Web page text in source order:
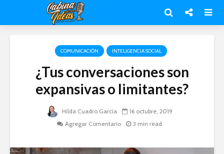
COMUNICACIÓN INTELIGENCIA SOCIAL
¿Tus conversaciones son
expansivas o limitantes?
Hilda Cuadro García
16 octubre, 2019
Agregar Comentario
3 min read